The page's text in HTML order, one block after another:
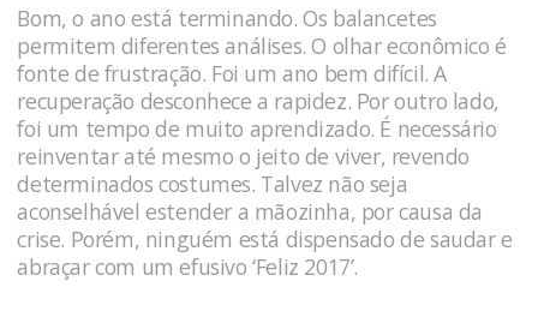
Bom, o ano está terminando. Os balancetes
permitem diferentes análises. O olhar econômico é
fonte de frustração. Foi um ano bem difícil. A
recuperação desconhece a rapidez. Por outro lado,
foi um tempo de muito aprendizado. É necessário
reinventar até mesmo o jeito de viver, revendo
determinados costumes. Talvez não seja
aconselhável estender a mãozinha, por causa da
crise. Porém, ninguém está dispensado de saudar e
abraçar com um efusivo ‘Feliz 2017’.